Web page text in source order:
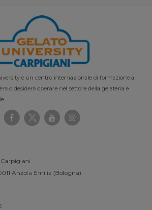
è un centro internazionale di formazione al
o desidera operare nel settore della gelateria e
Anzola Emilia (Bologna)